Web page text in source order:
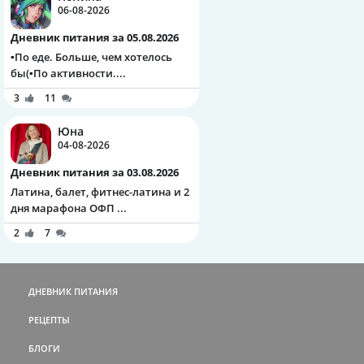
06-08-2026
Дневник питания за 05.08.2026
▪️По еде. Больше, чем хотелось
бы(▪️По активности....
3 11
Юна
04-08-2026
Дневник питания за 03.08.2026
Латина, балет, фитнес-латина и 2
дня марафона ОФП ...
2 7
ДНЕВНИК ПИТАНИЯ
РЕЦЕПТЫ
БЛОГИ